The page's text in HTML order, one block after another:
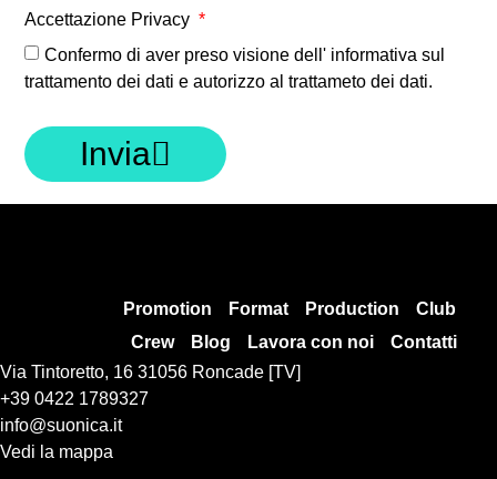
Accettazione Privacy
Confermo di aver preso visione dell' informativa sul
trattamento dei dati e autorizzo al trattameto dei dati.
Invia
Promotion Format Production
Club
Crew
Blog Lavora con noi
Contatti
Via Tintoretto, 16 31056 Roncade [TV]
+39 0422 1789327
info@suonica.it
Vedi la mappa